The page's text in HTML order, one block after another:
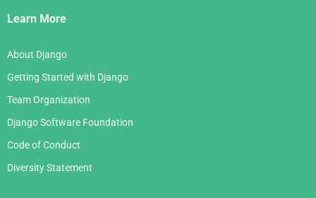
Links
Learn More
About Django
Getting Started with Django
Team Organization
Django Software Foundation
Code of Conduct
Diversity Statement